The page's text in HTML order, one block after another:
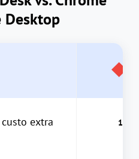
Desktop
extra